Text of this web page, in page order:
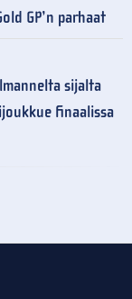
GP’n parhaat
sijalta
finaalissa